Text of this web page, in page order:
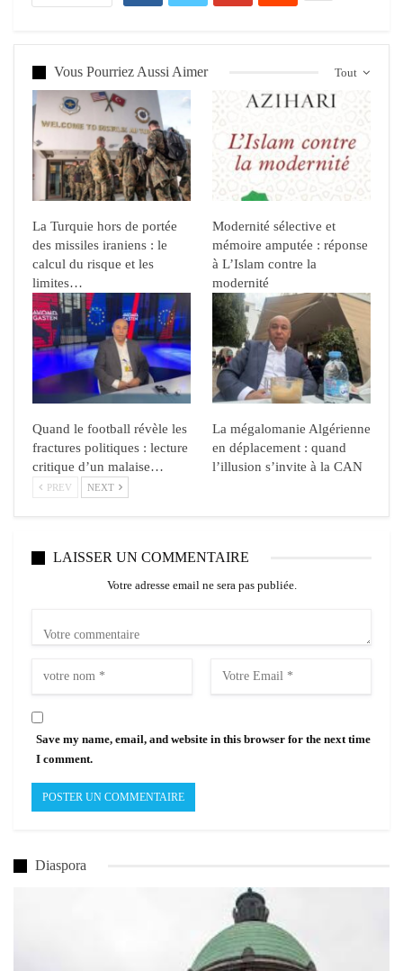
Tout
Vous Pourriez Aussi Aimer
La Turquie hors de portée
des missiles iraniens : le
calcul du risque et les
limites…
Modernité sélective et
mémoire amputée : réponse
à L’Islam contre la
modernité
Quand le football révèle les
fractures politiques : lecture
critique d’un malaise…
La mégalomanie Algérienne
en déplacement : quand
l’illusion s’invite à la CAN
PREV NEXT
LAISSER UN COMMENTAIRE
Votre adresse email ne sera pas publiée.
Save my name, email, and website in this browser for the next time
I comment.
Diaspora